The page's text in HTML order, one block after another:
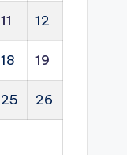
11 12
18 19
25 26